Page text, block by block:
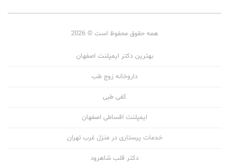
همه حقوق محفوظ است © 2026
بهترین دکتر ایمپلنت اصفهان
داروخانه زوج طب
کفی طبی
ایمپلنت اقساطی اصفهان
خدمات پرستاری در منزل غرب تهران
دکتر قلب شاهرود